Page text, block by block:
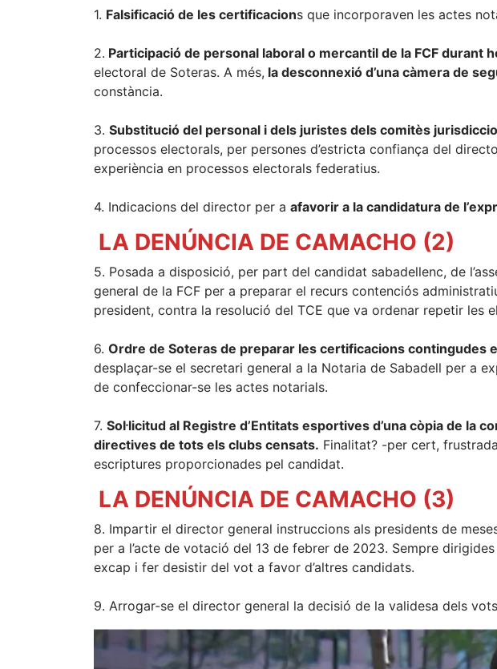
1. Falsificació de les certificacions que incorporaven les actes
2. Participació de personal laboral o mercantil de la FCF durant
electoral de Soteras. A més, la desconnexió d’una càmera de
constància.
3. Substitució del personal i dels juristes dels comitès
processos electorals, per persones d’estricta confiança del
experiència en processos electorals federatius.
4. Indicacions del director per a afavorir a la candidatura de
LA DENÚNCIA DE CAMACHO (2)
5. Posada a disposició, per part del candidat sabadellenc, de
general de la FCF per a preparar el recurs contenciós
president, contra la resolució del TCE que va ordenar repetir les
6. Ordre de Soteras de preparar les certificacions contingudes
desplaçar-se el secretari general a la Notaria de Sabadell per a
de confeccionar-se les actes notarials.
7. Sol·licitud al Registre d’Entitats esportives d’una còpia de la
directives de tots els clubs censats. Finalitat? -per cert,
escriptures proporcionades pel candidat.
LA DENÚNCIA DE CAMACHO (3)
8. Impartir el director general instruccions als presidents de
per a l’acte de votació del 13 de febrer de 2023. Sempre
excap i fer desistir del vot a favor d’altres candidats.
9. Arrogar-se el director general la decisió de la validesa dels